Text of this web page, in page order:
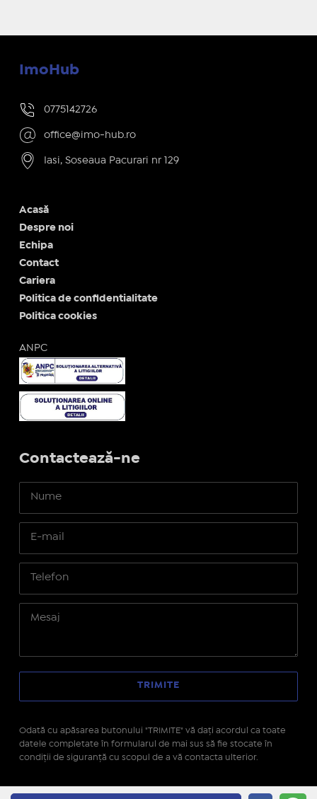
ImoHub
0775142726
office@imo-hub.ro
Iasi, Soseaua Pacurari nr 129
Acasă
Despre noi
Echipa
Contact
Cariera
Politica de confidentialitate
Politica cookies
ANPC
Contactează-ne
Odată cu apăsarea butonului "TRIMITE" vă daţi acordul ca toate
datele completate în formularul de mai sus să fie stocate în
condiţii de siguranţă cu scopul de a vă contacta ulterior.
IMOPEDIA.ro - Anunțuri